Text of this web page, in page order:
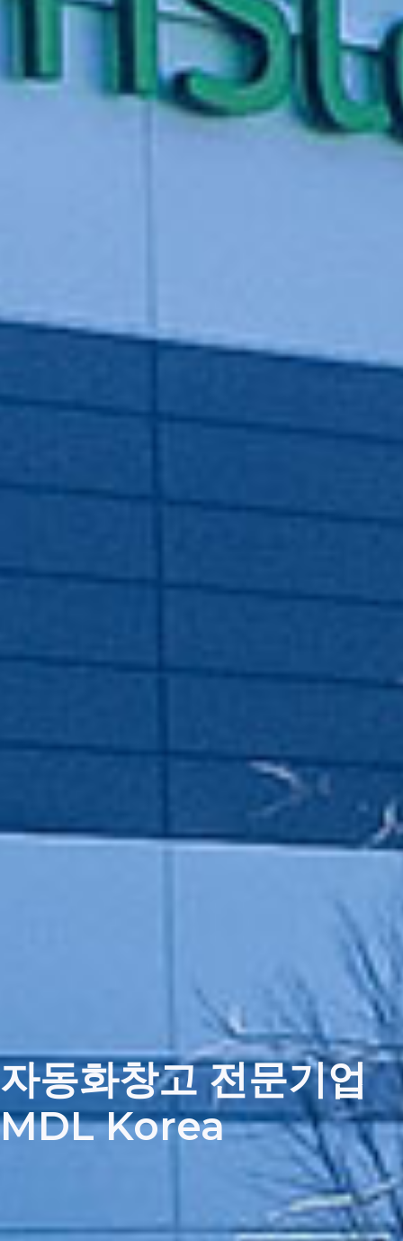
자동화창고 전문기업
MDL Korea